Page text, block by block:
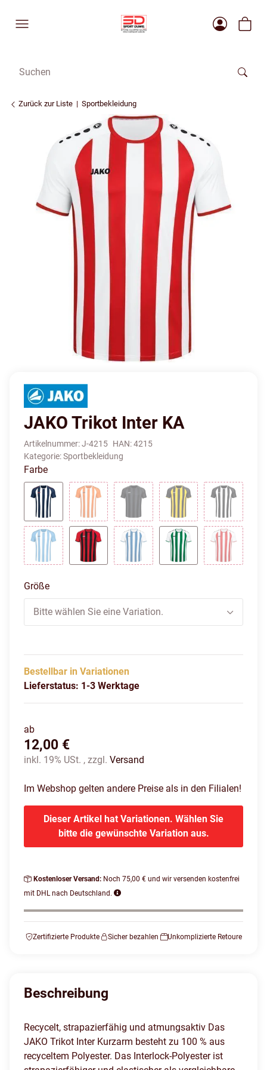
Zurück zur Liste Sportbekleidung
JAKO Trikot Inter KA
Artikelnummer:J-4215 HAN:4215
Kategorie:Sportbekleidung
Farbe
Navy/Weiß/FlameNeonorange/WeißSchwarz/Anthrazit
Schwarz/CitroSchwarz/
Größe
Bitte wählen Sie eine Variation.
Bestellbar in Variationen
Lieferstatus: 1-3 Werktage
ab
12,00 €
inkl. 19% USt. , zzgl. Versand
Im Webshop gelten andere Preise als in den Filialen!
Dieser Artikel hat Variationen. Wählen Sie
bitte die gewünschte Variation aus.
Kostenloser Versand: Noch 75,00 € und wir versenden kostenfrei
mit DHL nach Deutschland.
Zertifizierte Produkte Sicher bezahlen Unkomplizierte Retoure
Beschreibung
Recycelt, strapazierfähig und atmungsaktiv Das
JAKO Trikot Inter Kurzarm besteht zu 100 % aus
recyceltem Polyester. Das Interlock-Polyester ist